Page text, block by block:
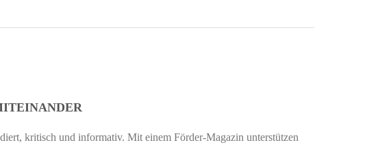
kritisch und informativ. Mit einem Förder-Magazin unterstützen